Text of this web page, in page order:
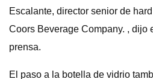
Escalante, director senior de
Coors Beverage Company. , dijo
prensa.
El paso a la botella de vidrio